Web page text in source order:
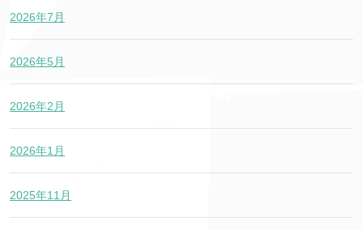
2026年7月
2026年5月
2026年2月
2026年1月
2025年11月